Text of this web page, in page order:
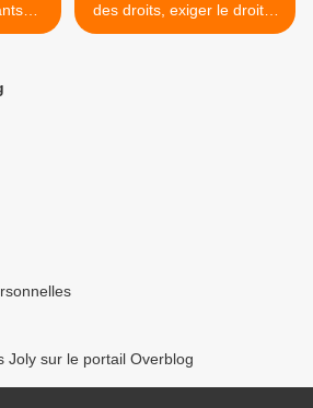
des droits, exiger le droit à
l’identité >
Joly sur le portail Overblog